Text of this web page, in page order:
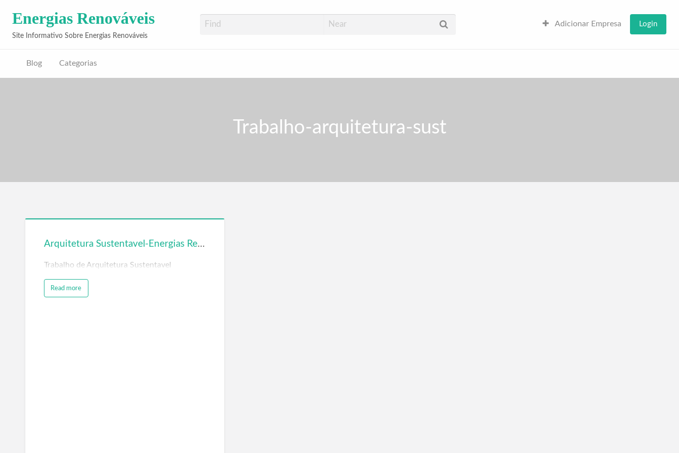
Energias Renováveis
Site Informativo Sobre Energias Renováveis
Adicionar Empresa Login
Blog Categorias
Trabalho-arquitetura-sust
Arquitetura Sustentavel-Energias Renovaveis-Biomassa
Trabalho de Arquitetura Sustentavel
Read more